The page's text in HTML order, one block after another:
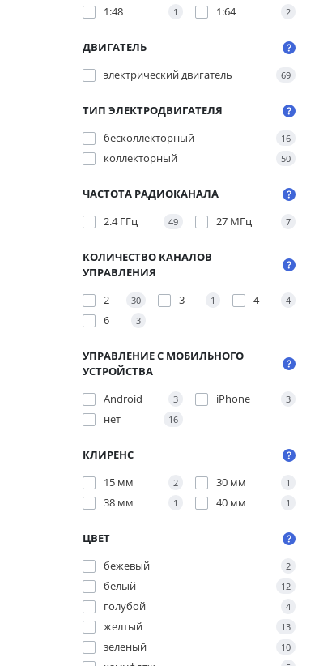
1:48 1 1:64 2
ДВИГАТЕЛЬ
электрический двигатель
69
ТИП ЭЛЕКТРОДВИГАТЕЛЯ
бесколлекторный
16
коллекторный 50
ЧАСТОТА РАДИОКАНАЛА
2.4 ГГц
49 27 МГц 7
КОЛИЧЕСТВО КАНАЛОВ
УПРАВЛЕНИЯ
2
30 3 1 4 4
6 3
УПРАВЛЕНИЕ С МОБИЛЬНОГО
УСТРОЙСТВА
Android
3 iPhone 3
нет 16
КЛИРЕНС
15 мм
2 30 мм 1
38 мм 1 40 мм 1
ЦВЕТ
бежевый
2
белый 12
голубой 4
желтый 13
зеленый 10